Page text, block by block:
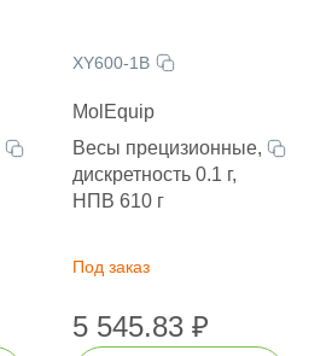
XY600-1B
MolEquip
Весы прецизионные,
дискретность 0.1 г,
НПВ 610 г
Под заказ
5 545.83 ₽